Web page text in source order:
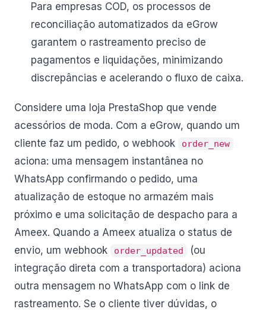
Para empresas COD, os processos de
reconciliação automatizados da eGrow
garantem o rastreamento preciso de
pagamentos e liquidações, minimizando
discrepâncias e acelerando o fluxo de caixa.
Considere uma loja PrestaShop que vende
acessórios de moda. Com a eGrow, quando um
cliente faz um pedido, o webhook
order_new
aciona: uma mensagem instantânea no
WhatsApp confirmando o pedido, uma
atualização de estoque no armazém mais
próximo e uma solicitação de despacho para a
Ameex. Quando a Ameex atualiza o status de
envio, um webhook
order_updated
(ou
integração direta com a transportadora) aciona
outra mensagem no WhatsApp com o link de
rastreamento. Se o cliente tiver dúvidas, o